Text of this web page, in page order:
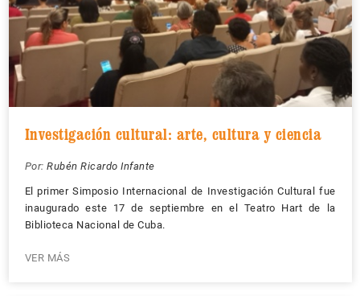
Investigación cultural: arte, cultura y ciencia
Por: Rubén Ricardo Infante
El primer Simposio Internacional de Investigación Cultural fue
inaugurado este 17 de septiembre en el Teatro Hart de la
Biblioteca Nacional de Cuba.
VER MÁS